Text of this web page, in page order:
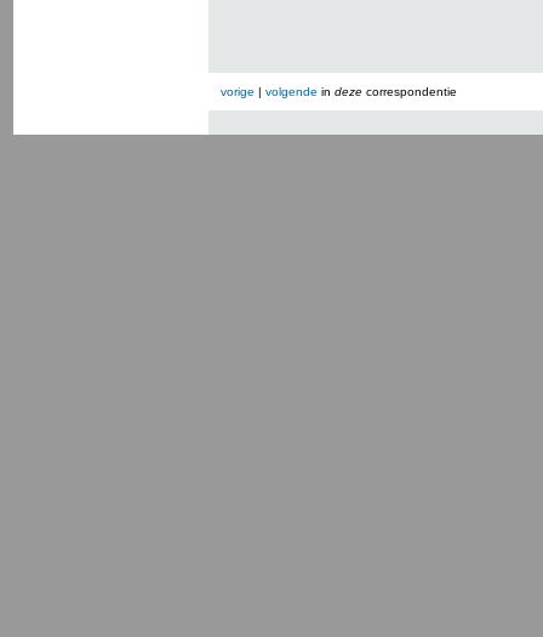
vorige | volgende in deze correspondentie